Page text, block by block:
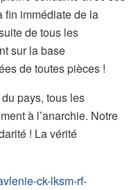
fin immédiate de la
de tous les
sur la base
de toutes pièces !
pays, tous les
à l’anarchie. Notre
! La vérité
ck-lksm-rf-